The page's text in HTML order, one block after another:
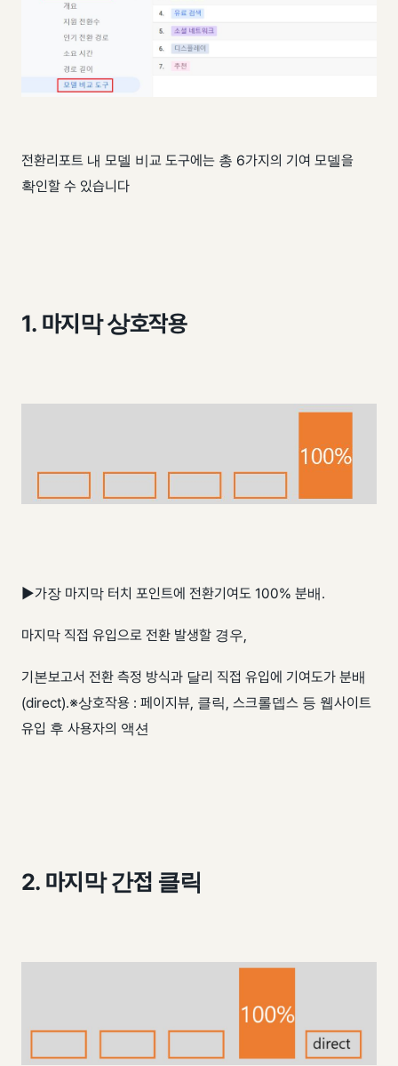
전환리포트 내 모델 비교 도구에는 총 6가지의 기여 모델을
확인할 수 있습니다
1. 마지막 상호작용
▶가장 마지막 터치 포인트에 전환기여도 100% 분배.
마지막 직접 유입으로 전환 발생할 경우,
기본보고서 전환 측정 방식과 달리 직접 유입에 기여도가 분배
(direct). ​ ※상호작용 : 페이지뷰, 클릭, 스크롤뎁스 등 웹사이트
유입 후 사용자의 액션
2. 마지막 간접 클릭